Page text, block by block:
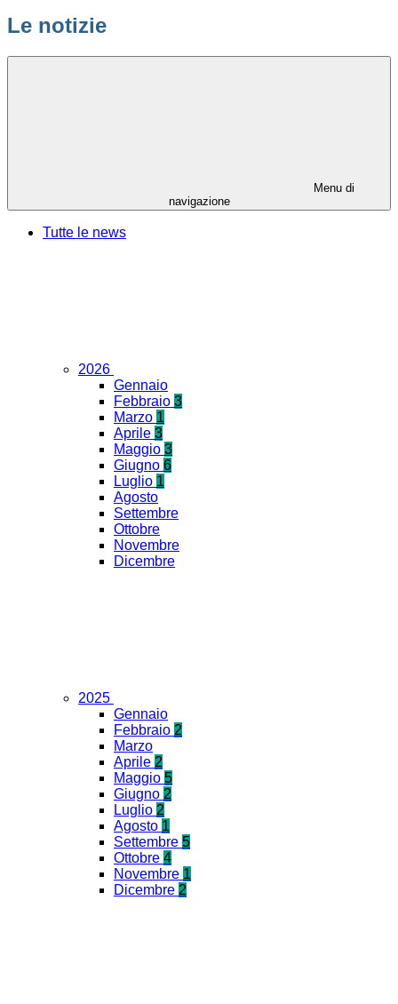
Le notizie
Menu di
navigazione
Tutte le news
2026
Gennaio
Febbraio 3
Marzo 1
Aprile 3
Maggio 3
Giugno 6
Luglio 1
Agosto
Settembre
Ottobre
Novembre
Dicembre
2025
Gennaio
Febbraio 2
Marzo
Aprile 2
Maggio 5
Giugno 2
Luglio 2
Agosto 1
Settembre 5
Ottobre 4
Novembre 1
Dicembre 2